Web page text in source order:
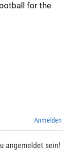
for the
Anmelden
angemeldet sein!